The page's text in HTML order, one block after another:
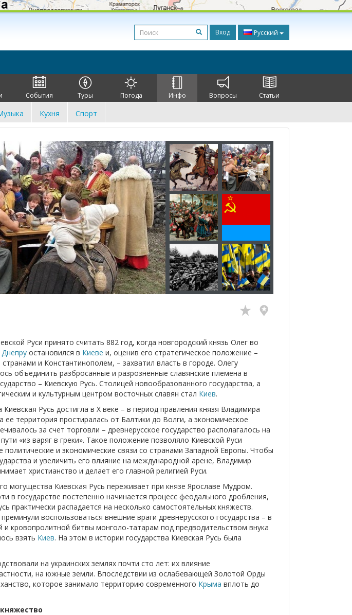
Вход Русский
События Туры Погода Инфо Вопросы Статьи
Кухня Спорт
Руси принято считать 882 год, когда новгородский князь Олег во
Днепру остановился в Киеве и, оценив его стратегическое положение –
и Константинополем, – захватил власть в городе. Олегу
объединить разбросанные и разрозненные славянские племена в
– Киевскую Русь. Столицей новообразованного государства, а
и культурным центром восточных славян стал Киев.
Русь достигла в Х веке – в период правления князя Владимира
ее территория простиралась от Балтики до Волги, а экономическое
за счет торговли – древнерусское государство располагалось на
«из варяг в греки». Такое положение позволяло Киевской Руси
и экономические связи со странами Западной Европы. Чтобы
и увеличить его влияние на международной арене, Владимир
христианство и делает его главной религией Руси.
могущества Киевская Русь переживает при князе Ярославе Мудром.
в государстве постепенно начинается процесс феодального дробления,
практически распадается на несколько самостоятельных княжеств.
воспользоваться внешние враги древнерусского государства – в
и кровопролитной битвы монголо-татарам под предводительством внука
взять Киев. На этом в истории государства Киевская Русь была
на украинских землях почти сто лет: их влияние
на южные земли. Впоследствии из ослабевающей Золотой Орды
которое занимало территорию современного Крыма вплоть до